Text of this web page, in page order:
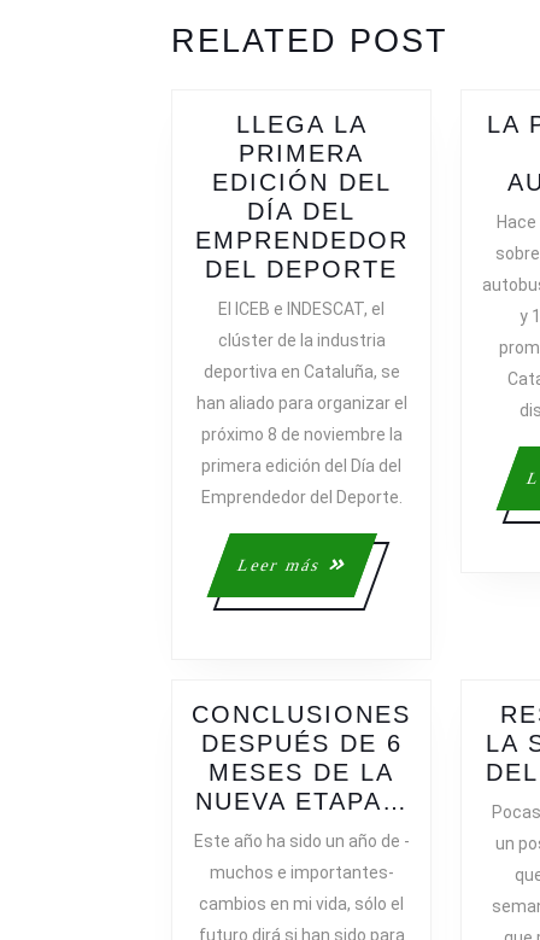
ENTRADAS
post:
RELATED POST
LLEGA LA
PRIMERA
EDICIÓN DEL
DÍA DEL
EMPRENDEDOR
DEL DEPORTE
PRIMERA
EDICIÓN
DEL
DÍA
DEL
DEL
DEPORTE
El ICEB e INDESCAT, el
clúster de la industria
deportiva en Cataluña, se
han aliado para organizar el
próximo 8 de noviembre la
primera edición del Día del
Emprendedor del Deporte.
Leer más
Leer
más
LA
y
CONCLUSIONES
DESPUÉS DE 6
MESES DE LA
NUEVA ETAPA…
MESES
Este año ha sido un año de -
muchos e importantes-
cambios en mi vida, sólo el
futuro dirá si han sido para
LA
un